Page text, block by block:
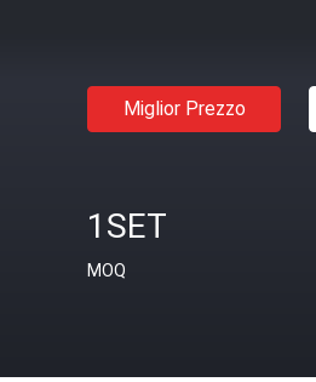
Miglior Prezzo
1SET
MOQ